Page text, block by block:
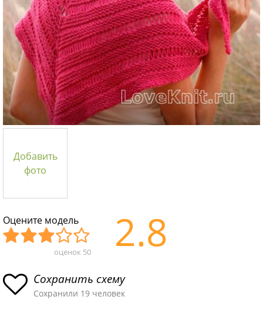
Добавить
фото
Оцените модель
асн
ая
пло
хая
ыч
ная
Хор
ая
Отл
ая
оценок 50 2.8
Сохранить схему
Сохранили 19 человек